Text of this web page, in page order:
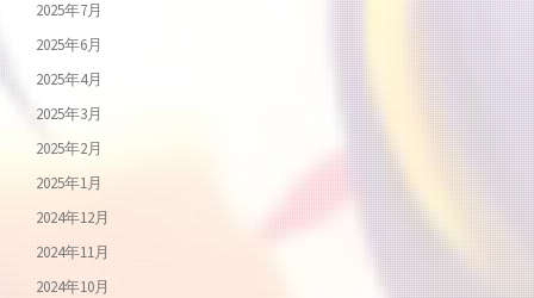
2025年7月
2025年6月
2025年4月
2025年3月
2025年2月
2025年1月
2024年12月
2024年11月
2024年10月